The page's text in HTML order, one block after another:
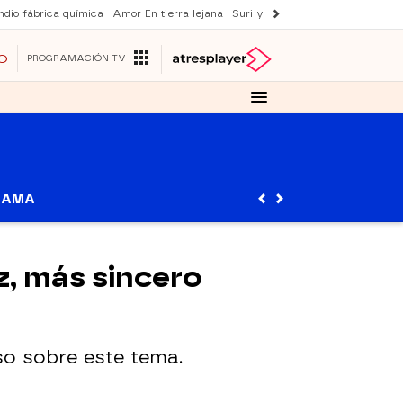
fábrica química Amor En tierra lejana Suri y Tom Cruise
PROGRAMACIÓN TV
más sincero
sobre este tema.